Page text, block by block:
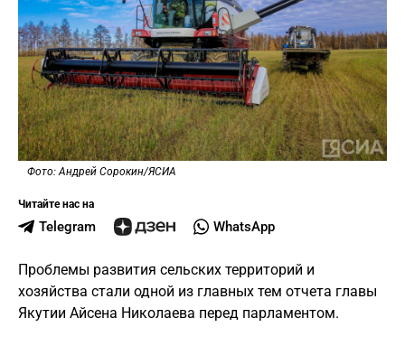
Фото: Андрей Сорокин/ЯСИА
Читайте нас на
Telegram WhatsApp
Проблемы развития сельских территорий и
хозяйства стали одной из главных тем отчета главы
Якутии Айсена Николаева перед парламентом.